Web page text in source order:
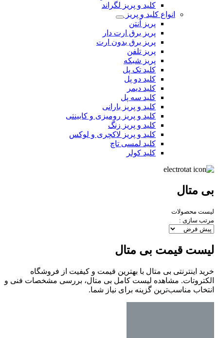
کلید و پریز لگراند
انواع کلید و پریز
پریز آنتن
پریز برق ارت دار
پریز برق بدون ارت
پریز تلفن
پریز شبکه
کلید تک پل
کلید دو پل
کلید دیمر
کلید سه پل
کلید و پریز بارانی
کلید و پریز رومیزی و کابینتی
کلید و پریز زنگ
کلید و پریز لاکچری و لوکس
کلید لمسی تاچ
کلید کولر
بی متال
لیست محصولات
مرتب سازی :
لیست قیمت بی متال
خرید اینترنتی بی متال با بهترین قیمت و کیفیت از فروشگاه
الکتروتات. مشاهده لیست کامل بی متال، بررسی مشخصات فنی و
انتخاب مناسب‌ترین گزینه برای نیاز شما.